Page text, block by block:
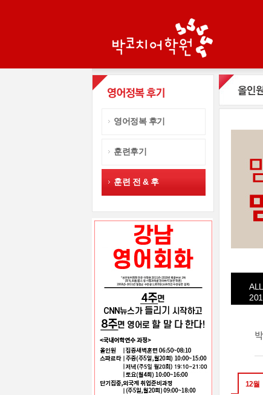
영어정복 후기
훈련후기
훈련 전 & 후
ALL
12월